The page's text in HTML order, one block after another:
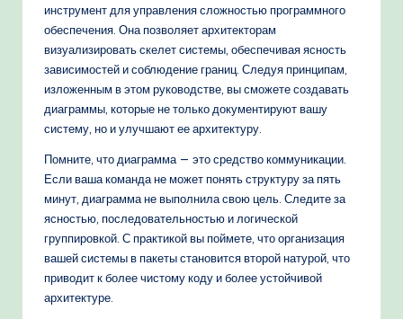
инструмент для управления сложностью программного
обеспечения. Она позволяет архитекторам
визуализировать скелет системы, обеспечивая ясность
зависимостей и соблюдение границ. Следуя принципам,
изложенным в этом руководстве, вы сможете создавать
диаграммы, которые не только документируют вашу
систему, но и улучшают ее архитектуру.
Помните, что диаграмма — это средство коммуникации.
Если ваша команда не может понять структуру за пять
минут, диаграмма не выполнила свою цель. Следите за
ясностью, последовательностью и логической
группировкой. С практикой вы поймете, что организация
вашей системы в пакеты становится второй натурой, что
приводит к более чистому коду и более устойчивой
архитектуре.